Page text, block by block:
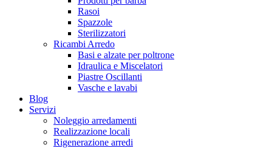
Rasoi
Spazzole
Sterilizzatori
Ricambi Arredo
Basi e alzate per poltrone
Idraulica e Miscelatori
Piastre Oscillanti
Vasche e lavabi
Blog
Servizi
Noleggio arredamenti
Realizzazione locali
Rigenerazione arredi